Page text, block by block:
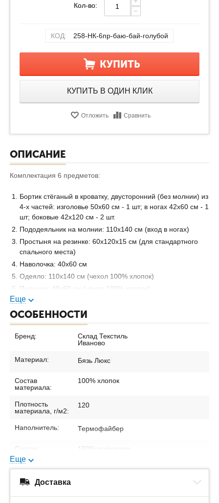
Кол-во:
−
КОД: 258-НК-6пр-баю-бай-голубой
КУПИТЬ
КУПИТЬ В ОДИН КЛИК
Отложить Сравнить
ОПИСАНИЕ
Комплектация 6 предметов:
Бортик стёганый в кроватку, двусторонний (без молнии) из
4-х частей: изголовье 50х60 см - 1 шт; в ногах 42х60 см - 1
шт; боковые 42х120 см - 2 шт.
Пододеяльник на молнии: 110х140 см (вход в ногах)
Простыня на резинке: 60х120х15 см (для стандартного
спального места)
Наволочка: 40х60 см
Одеяло: 110х140 см (чехол 100% хлопок)
Подушка: 40х60 см (чехол 100% хлопок)
Изделие упаковано в прозрачную сумку пвх с белым
кедером. Ручки сумки из стропы белого цвета.
Еще
ОСОБЕННОСТИ
Бренд:
Склад Текстиль
Иваново
Материал: Бязь Люкс
Состав
материала:
100% хлопок
Плотность
материала, г/м2:
120
Наполнитель: Термофайбер
Состав
наполнителя:
100% полиэстер
Еще
Доставка